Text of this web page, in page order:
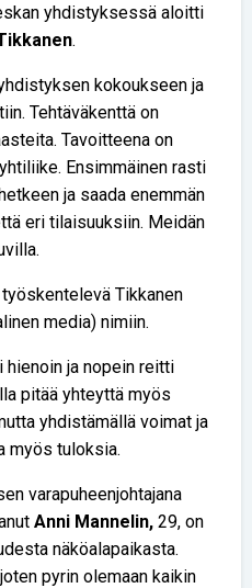
yhdistyksessä aloitti
.
kokoukseen ja
Tehtäväkenttä on
Tavoitteena on
Ensimmäinen rasti
ja saada enemmän
eri tilaisuuksiin. Meidän
Tikkanen
media) nimiin.
hienoin ja nopein reitti
pitää yhteyttä myös
yhdistämällä voimat ja
myös tuloksia.
varapuheenjohtajana
Anni Mannelin, 29, on
näköalapaikasta.
pyrin olemaan kaikin